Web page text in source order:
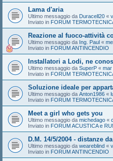
Lama d'aria
Ultimo messaggio da Duracell20 «
Inviato in FORUM
Reazione al fuoco-attività
Ultimo messaggio da Ing. Paul «
Inviato in FORUM ANTINCENDIO
Installatori a Lodi, ne
Ultimo messaggio da SuperP « mar
Inviato in FORUM
Soluzione ideale per
Ultimo messaggio da Anton1986 «
Inviato in FORUM
Meet a girl who gets you
Ultimo messaggio da michedago «
Inviato in FORUM ACUSTICA e
D.M. 14/5/2004 - distanze
Ultimo messaggio da weareblind «
Inviato in FORUM ANTINCENDIO